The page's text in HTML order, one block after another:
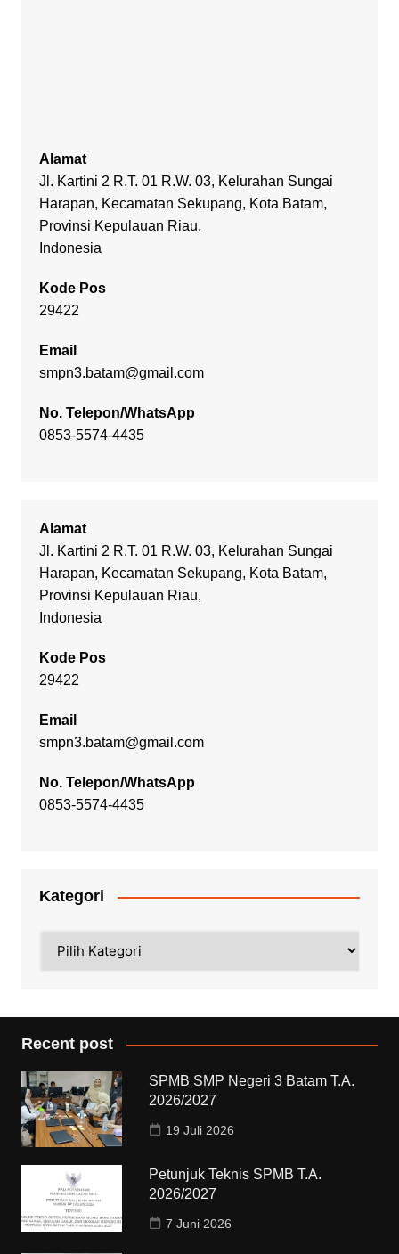
Alamat
Jl. Kartini 2 R.T. 01 R.W. 03, Kelurahan Sungai
Harapan, Kecamatan Sekupang, Kota Batam,
Provinsi Kepulauan Riau,
Indonesia
Kode Pos
29422
Email
smpn3.batam@gmail.com
No. Telepon/WhatsApp
0853-5574-4435
Alamat
Jl. Kartini 2 R.T. 01 R.W. 03, Kelurahan Sungai
Harapan, Kecamatan Sekupang, Kota Batam,
Provinsi Kepulauan Riau,
Indonesia
Kode Pos
29422
Email
smpn3.batam@gmail.com
No. Telepon/WhatsApp
0853-5574-4435
Kategori
Recent post
SPMB SMP Negeri 3 Batam T.A.
2026/2027
19 Juli 2026
Petunjuk Teknis SPMB T.A.
2026/2027
7 Juni 2026